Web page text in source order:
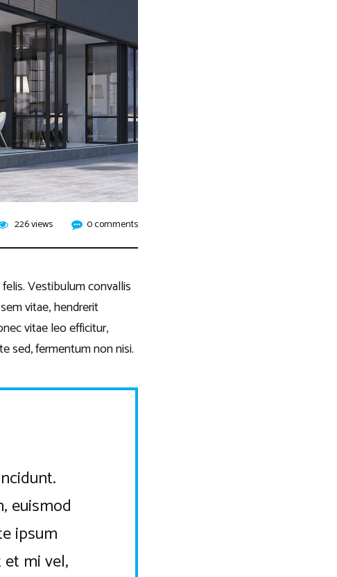
226 views 0 comments
Vestibulum convallis
vitae, hendrerit
vitae leo efficitur,
sed, fermentum non nisi.
euismod
ipsum
et mi vel,